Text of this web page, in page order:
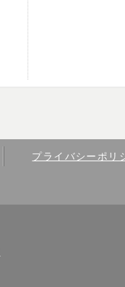
プライバシーポリ